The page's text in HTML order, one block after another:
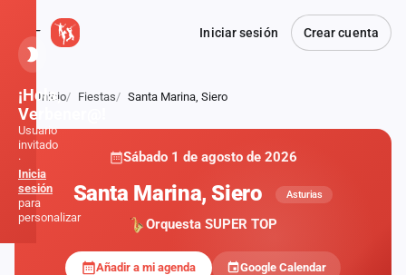
Iniciar sesión Crear cuenta
Atrás
Inicio Fiestas Santa Marina, Siero
Sábado 1 de agosto de 2026
Santa Marina, Siero Asturias
Orquesta SUPER TOP
Añadir a mi agenda Google Calendar
¡Hola,
Verbener@!
Usuario
invitado
·
Inicia
sesión
para
personalizar